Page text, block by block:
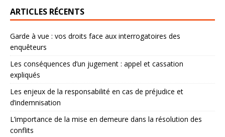
ARTICLES RÉCENTS
Garde à vue : vos droits face aux interrogatoires des
enquêteurs
Les conséquences d’un jugement : appel et cassation
expliqués
Les enjeux de la responsabilité en cas de préjudice et
d’indemnisation
L’importance de la mise en demeure dans la résolution des
conflits